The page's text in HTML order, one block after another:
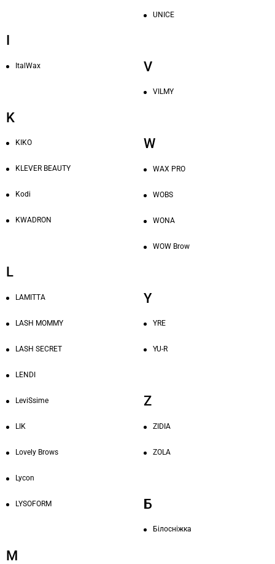
I
ItalWax
K
KIKO
KLEVER BEAUTY
Kodi
KWADRON
L
LAMITTA
LASH MOMMY
LASH SECRET
LENDI
LeviSsime
LIK
Lovely Brows
Lycon
LYSOFORM
M
UNICE
V
VILMY
W
WAX PRO
WOBS
WONA
WOW Brow
Y
YRE
YU-R
Z
ZIDIA
ZOLA
Б
Білосніжка